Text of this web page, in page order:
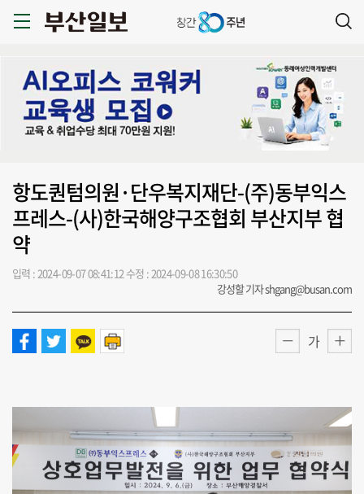
항도퀀텀의원·단우복지재단-(주)동부익스
프레스-(사)한국해양구조협회 부산지부 협
약
입력 : 2024-09-07 08:41:12 수정 : 2024-09-08 16:30:50
강성할 기자 shgang@busan.com
가